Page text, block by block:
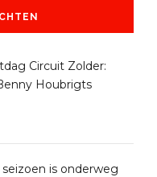
Circuit Zolder:
Houbrigts
is onderweg